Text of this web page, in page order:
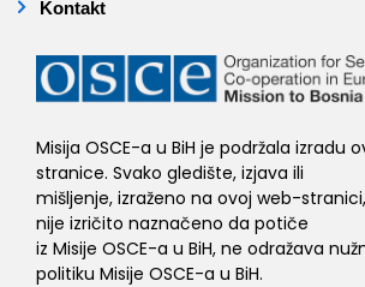
Kontakt
Misija OSCE-a u BiH je podržala izradu
stranice. Svako gledište, izjava ili
mišljenje, izraženo na ovoj web-
nije izričito naznačeno da potiče
iz Misije OSCE-a u BiH, ne odražava
politiku Misije OSCE-a u BiH.